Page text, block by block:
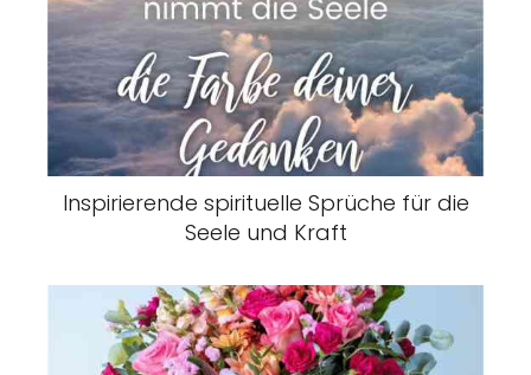
Inspirierende spirituelle Sprüche für die
Seele und Kraft